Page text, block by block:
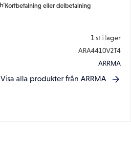
Kortbetalning eller delbetalning
1 st i lager
ARA4410V2T4
ARRMA
Visa alla produkter från ARRMA